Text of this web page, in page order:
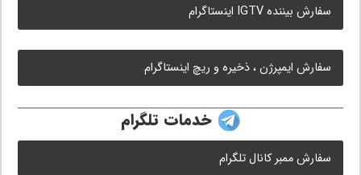
سفارش بیننده IGTV اینستاگرام
سفارش ایمپرژن ، ذخیره و ریچ اینستاگرام
خدمات تلگرام
سفارش ممبر کانال تلگرام